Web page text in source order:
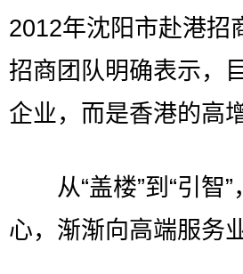
2012年沈阳市赴港
招商团队明确表示，
企业，而是香港的高
从“盖楼”到“引智”
心，渐渐向高端服务